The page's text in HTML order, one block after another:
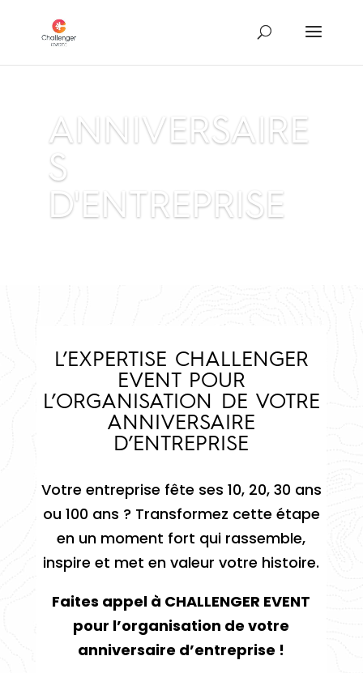
ANNIVERSAIRE
S
D'ENTREPRISE
L’EXPERTISE CHALLENGER
EVENT POUR
L’ORGANISATION DE VOTRE
ANNIVERSAIRE
D’ENTREPRISE
Votre entreprise fête ses 10, 20, 30 ans
ou 100 ans ? Transformez cette étape
en un moment fort qui rassemble,
inspire et met en valeur votre histoire.
Faites appel à CHALLENGER EVENT
pour l’organisation de votre
anniversaire d’entreprise !